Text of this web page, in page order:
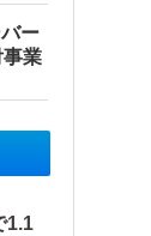
ー
業
1.1